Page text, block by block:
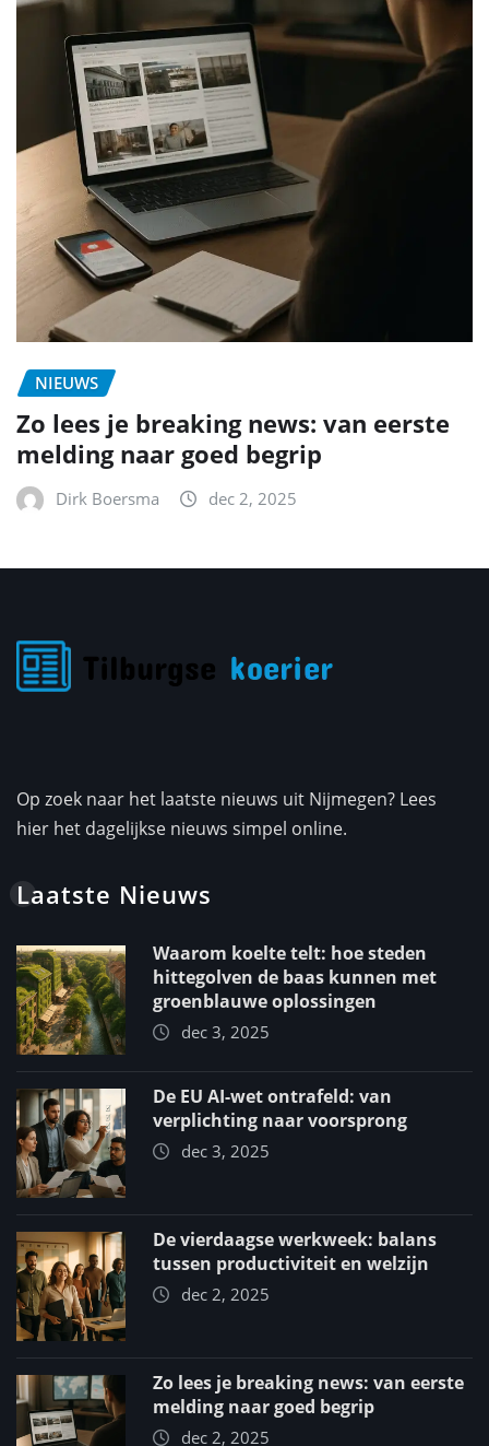
NIEUWS
Zo lees je breaking news: van eerste
melding naar goed begrip
Dirk Boersma dec 2, 2025
Op zoek naar het laatste nieuws uit Nijmegen? Lees
hier het dagelijkse nieuws simpel online.
Laatste Nieuws
Waarom koelte telt: hoe steden
hittegolven de baas kunnen met
groenblauwe oplossingen
dec 3, 2025
De EU AI-wet ontrafeld: van
verplichting naar voorsprong
dec 3, 2025
De vierdaagse werkweek: balans
tussen productiviteit en welzijn
dec 2, 2025
Zo lees je breaking news: van eerste
melding naar goed begrip
dec 2, 2025